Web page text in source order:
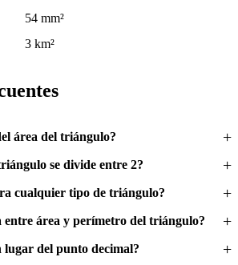
54 mm²
3 km²
área del triángulo?
se divide entre 2?
cualquier tipo de triángulo?
entre área y perímetro del triángulo?
lugar del punto decimal?